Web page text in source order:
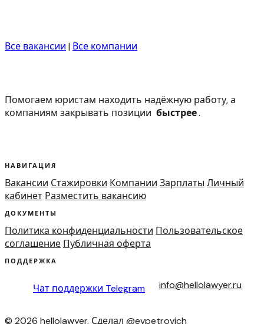
Все вакансии | Все компании
Помогаем юристам находить надёжную работу, а
компаниям закрывать позиции быстрее.
НАВИГАЦИЯ
Вакансии Стажировки Компании Зарплаты Личный
кабинет Разместить вакансию
ДОКУМЕНТЫ
Политика конфиденциальности Пользовательское
соглашение Публичная оферта
ПОДДЕРЖКА
Чат поддержки Telegram info@hellolawyer.ru
© 2026 hellolawyer. Сделал @evpetrovich